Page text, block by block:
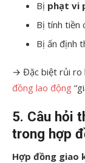
Bị phạt vi
Bị tính tiền
Bị ấn định
→ Đặc biệt rủi ro
đồng lao động
5. Câu hỏi
trong hợp
Hợp đồng giao